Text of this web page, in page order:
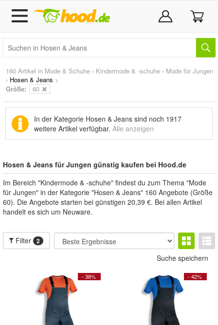
160 Artikel in Mode & Schuhe › Kindermode & -schuhe › Mode für Jungen
› Hosen & Jeans >
Größe:
60
In der Kategorie Hosen & Jeans sind noch 1917
weitere Artikel verfügbar. Alle anzeigen
Hosen & Jeans für Jungen günstig kaufen bei Hood.de
Im Bereich "Kindermode & -schuhe" findest du zum Thema "Mode
für Jungen" in der Kategorie "Hosen & Jeans" 160 Angebote (Größe
60). Die Angebote starten bei günstigen 20,39 €. Bei allen Artikel
handelt es sich um Neuware.
Filter 2
Suche speichern
- 38% - 42%